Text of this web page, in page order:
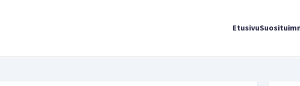
Etusivu